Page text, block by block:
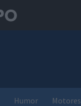
Humor Motores